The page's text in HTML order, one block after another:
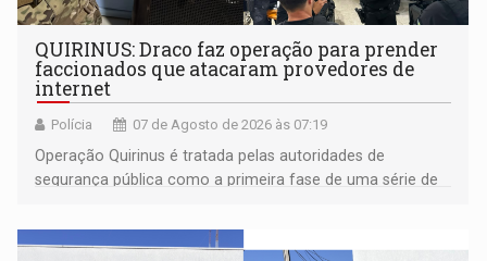
QUIRINUS: Draco faz operação para prender
faccionados que atacaram provedores de
internet
Polícia 07 de Agosto de 2026 às 07:19
Operação Quirinus é tratada pelas autoridades de
segurança pública como a primeira fase de uma série de